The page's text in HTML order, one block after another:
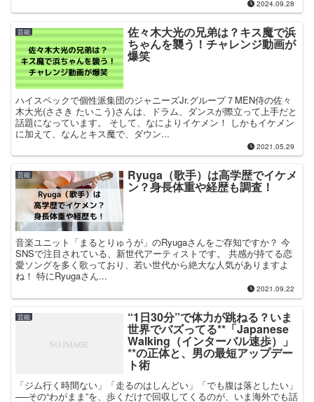
2024.09.28
芸能 佐々木大光の兄弟は？キス魔で浜
ちゃんを襲う！チャレンジ動画が
爆笑
ハイスペックで個性派集団のジャニーズJr.グループ７MEN侍の佐々
木大光(ささき たいこう)さんは、ドラム、ダンスが際立って上手だと
話題になっています。 そして、なによりイケメン！ しかもイケメン
に加えて、なんとキス魔で、ダウン...
2021.05.29
芸能 Ryuga（歌手）は高学歴でイケメ
ン？身長体重や経歴も調査！
音楽ユニット「まるとりゅうが」のRyugaさんをご存知ですか？ 今
SNSで注目されている、新世代アーティストです。 共感が持てる恋
愛ソングを多く歌っており、若い世代から絶大な人気がありますよ
ね！ 特にRyugaさん...
2021.09.22
芸能 “1日30分”で体力が跳ねる？いま
世界でバズってる**「Japanese
Walking（インターバル速歩）」
**の正体と、男の最短アップデー
ト術
「ジム行く時間ない」「走るのはしんどい」「でも腹は落としたい」
──その“わがまま”を、歩くだけで回収してくるのが、いま海外でも話